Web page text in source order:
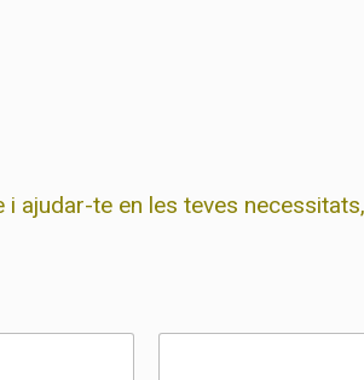
ajudar-te en les teves